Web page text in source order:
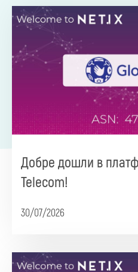
Добре дошли в
Telecom!
30/07/2026